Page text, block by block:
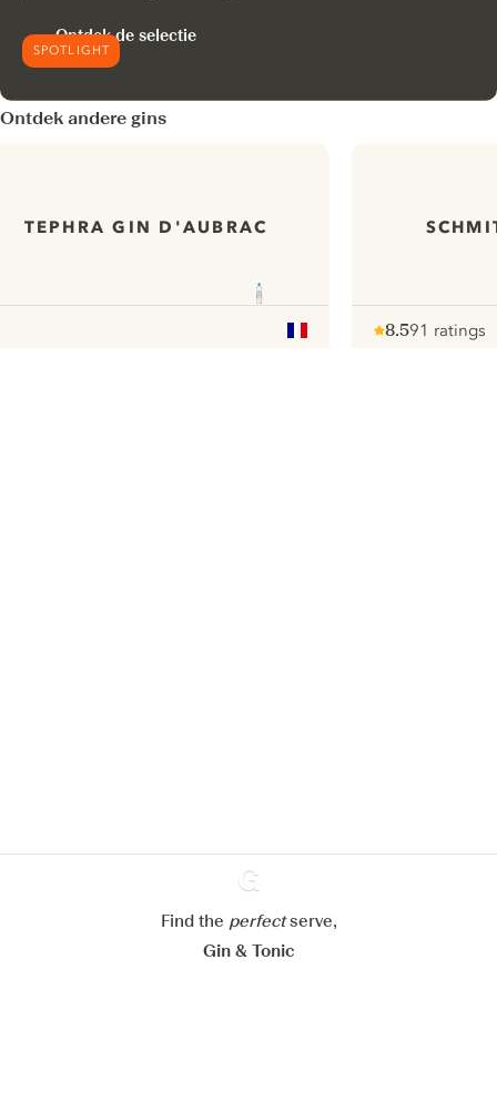
SPOTLIGHT
Ontdek de selectie
Ontdek andere gins
TEPHRA GIN D'AUBRAC
8.591 ratings
Ginventory
Find the perfectserve,
Gin & Tonic
Mijn cookie-instellingen aanpassen
Alles weigeren Alles aanvaarden